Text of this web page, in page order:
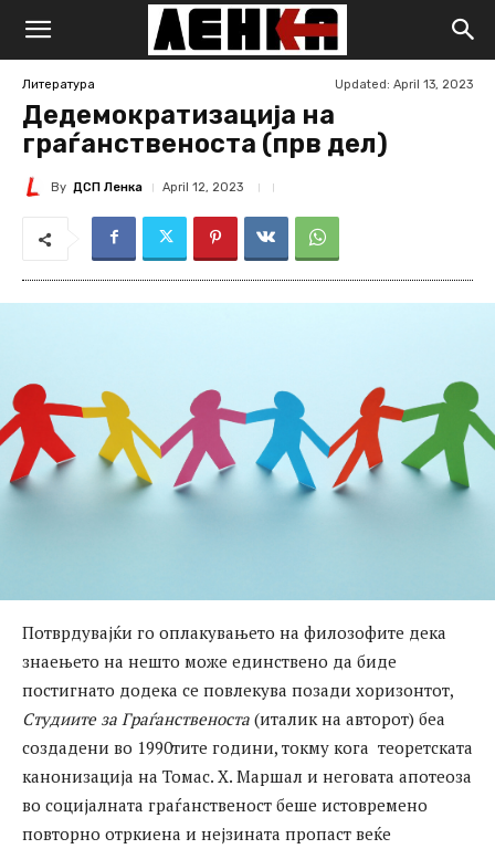
Литература Updated: April 13, 2023
Дедемократизација на
граѓанственоста (прв дел)
By ДСП Ленка April 12, 2023
Потврдувајќи го оплакувањето на филозофите дека
знаењето на нешто може единствено да биде
постигнато додека се повлекува позади хоризонтот,
Студиите за Граѓанственоста (италик на авторот) беа
создадени во 1990тите години, токму кога теоретската
канонизација на Томас. Х. Маршал и неговата апотеоза
во социјалната граѓанственост беше истовремено
повторно отркиена и нејзината пропаст веќе